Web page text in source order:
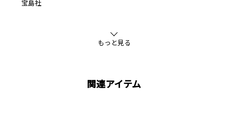
宝島社
もっと見る
関連アイテム